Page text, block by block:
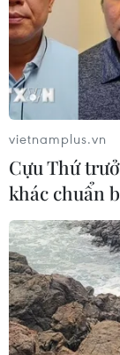
Nhằm đưa ẩm
đô, trong thời
bá trong nước
sao Michelin
vietnamplus.vn
Cựu Thứ
khác chuẩn